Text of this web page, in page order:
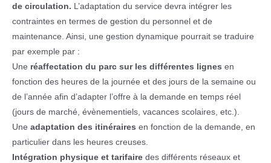
de circulation. L’adaptation du service devra intégrer les
contraintes en termes de gestion du personnel et de
maintenance. Ainsi, une gestion dynamique pourrait se traduire
par exemple par :
Une réaffectation du parc sur les différentes lignes en
fonction des heures de la journée et des jours de la semaine ou
de l’année afin d’adapter l’offre à la demande en temps réel
(jours de marché, évènementiels, vacances scolaires, etc.).
Une adaptation des itinéraires en fonction de la demande, en
particulier dans les heures creuses.
Intégration physique et tarifaire des différents réseaux et